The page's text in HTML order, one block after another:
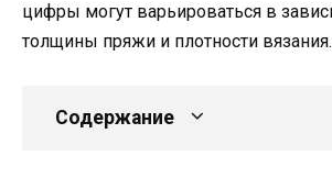
цифры могут варьироваться в
толщины пряжи и плотности вязания.
Содержание